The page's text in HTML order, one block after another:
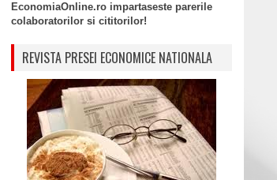
EconomiaOnline.ro impartaseste parerile
colaboratorilor si cititorilor!
REVISTA PRESEI ECONOMICE NATIONALA